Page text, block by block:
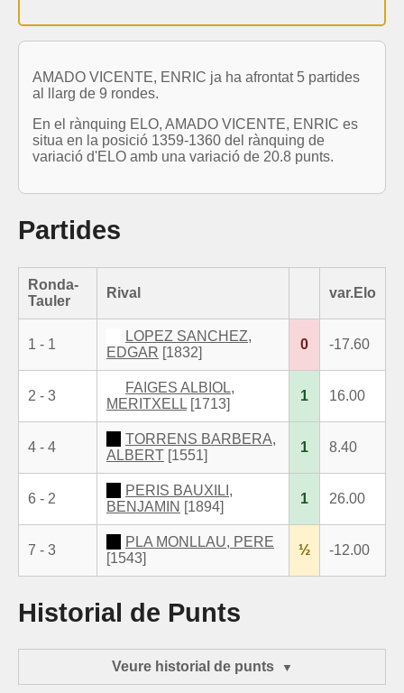
AMADO VICENTE, ENRIC ja ha afrontat 5 partides
al llarg de 9 rondes.
En el rànquing ELO, AMADO VICENTE, ENRIC es
situa en la posició 1359-1360 del rànquing de
variació d'ELO amb una variació de 20.8 punts.
Partides
Ronda-
Tauler
Rival var.Elo
1 - 1
LOPEZ SANCHEZ,
EDGAR [1832]
0 -17.60
2 - 3
FAIGES ALBIOL,
MERITXELL [1713]
1 16.00
4 - 4
TORRENS BARBERA,
ALBERT [1551]
1 8.40
6 - 2
PERIS BAUXILI,
BENJAMIN [1894]
1 26.00
7 - 3
PLA MONLLAU, PERE
[1543]
½ -12.00
Historial de Punts
Veure historial de punts